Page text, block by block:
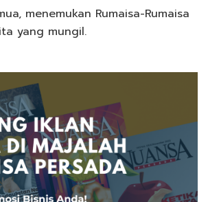
menemukan Rumaisa-Rumaisa
yang mungil.